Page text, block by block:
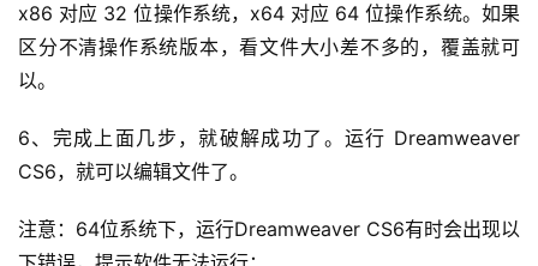
x86 对应 32 位操作系统，x64 对应 64 位操作系统。如果
区分不清操作系统版本，看文件大小差不多的，覆盖就可
以。
6、完成上面几步，就破解成功了。运行 Dreamweaver
CS6，就可以编辑文件了。
注意：64位系统下，运行Dreamweaver CS6有时会出现以